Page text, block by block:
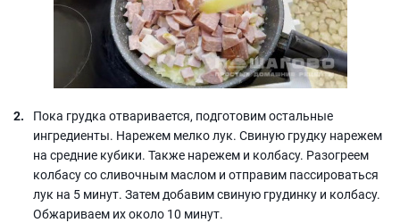
Пока грудка отваривается, подготовим остальные
ингредиенты. Нарежем мелко лук. Свиную грудку нарежем
на средние кубики. Также нарежем и колбасу. Разогреем
колбасу со сливочным маслом и отправим пассироваться
лук на 5 минут. Затем добавим свиную грудинку и колбасу.
Обжариваем их около 10 минут.